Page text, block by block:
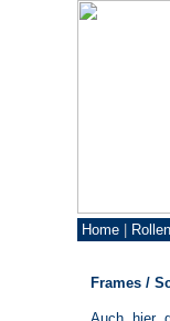
Home Rollen
Frames /